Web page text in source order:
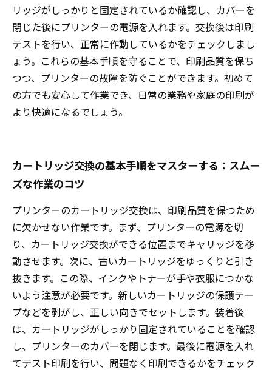
リッジがしっかりと固定されているか確認し、カバーを
閉じた後にプリンターの電源を入れます。交換後は印刷
テストを行い、正常に作動しているかをチェックしまし
ょう。これらの基本手順を守ることで、印刷品質を保ち
つつ、プリンターの故障を防ぐことができます。初めて
の方でも安心して作業でき、日常の業務や家庭の印刷が
より快適になるでしょう。
カートリッジ交換の基本手順をマスターする：スムー
ズな作業のコツ
プリンターのカートリッジ交換は、印刷品質を保つため
に欠かせない作業です。まず、プリンターの電源を切
り、カートリッジ交換ができる位置までキャリッジを移
動させます。次に、古いカートリッジをゆっくりと引き
抜きます。この際、インクやトナーが手や衣服につかな
いよう注意が必要です。新しいカートリッジの保護テー
プなどを剥がし、正しい向きでセットします。装着後
は、カートリッジがしっかり固定されていることを確認
し、プリンターのカバーを閉じます。最後に電源を入れ
てテスト印刷を行い、問題なく印刷できるかをチェック